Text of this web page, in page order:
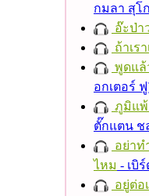
กมลา สุโ
อ๊ะป่า
ถ้าเร
พูดแล้
อกเตอร์
ภูมิแพ้
ตั๊กแตน ช
อย่าท
ไหม - เบิ
อยู่ต่อ